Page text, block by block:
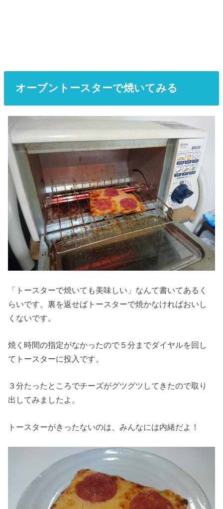
オーブントースターで焼いてみる
「トースターで焼いても美味しい」なんて書いてあるく
らいです。裏を返せばトースターで焼かなければおいし
くないです。
焼く時間の指定がなかったので５分までダイヤルを回し
てトースターに投入です。
３分たったところでチーズがグツグツしてきたので取り
出してみましたよ。
トースターがきったないのは、みんなには内緒だよ！